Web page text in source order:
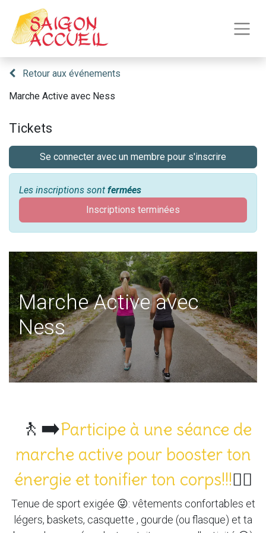
Retour aux événements
Marche Active avec Ness
Tickets
Se connecter avec un membre pour s'inscrire
Les inscriptions sont fermées
Inscriptions terminées
Marche Active avec
Ness
🚶‍➡️Participe à une séance de
marche active pour booster ton
énergie et tonifier ton corps!!!🚶‍♀️
Tenue de sport exigée 😜: vêtements confortables et
légers, baskets, casquette , gourde (ou flasque) et ta